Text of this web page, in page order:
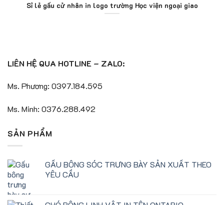
Sỉ lẻ gấu cử nhân in logo trường Học viện ngoại giao
LIÊN HỆ QUA HOTLINE – ZALO:
Ms. Phương: 0397.184.595
Ms. Minh: 0376.288.492
SẢN PHẨM
GẤU BÔNG SÓC TRƯNG BÀY SẢN XUẤT THEO
YÊU CẦU